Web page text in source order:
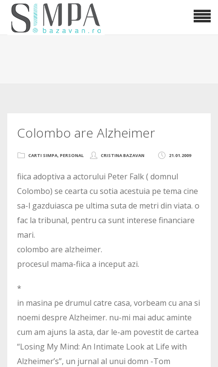
Colombo are Alzheimer
21.01.2009
CARTI SIMPA, PERSONAL CRISTINA BAZAVAN
fiica adoptiva a actorului Peter Falk ( domnul
Colombo) se cearta cu sotia acestuia pe tema cine
sa-l gazduiasca pe ultima suta de metri din viata. o
fac la tribunal, pentru ca sunt interese financiare
mari.
colombo are alzheimer.
procesul mama-fiica a inceput azi.
*
in masina pe drumul catre casa, vorbeam cu ana si
noemi despre Alzheimer. nu-mi mai aduc aminte
cum am ajuns la asta, dar le-am povestit de cartea
“Losing My Mind: An Intimate Look at Life with
Alzheimer’s”, un jurnal al unui domn -Tom